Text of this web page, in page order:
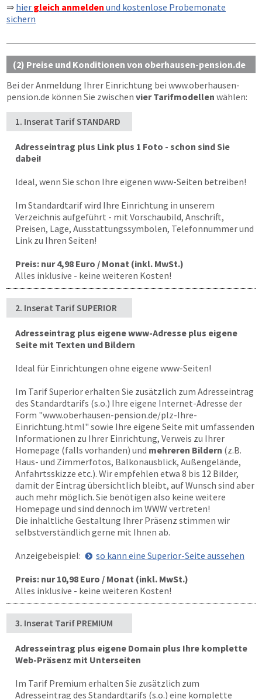
⇒ hier gleich anmelden und kostenlose Probemonate
sichern
(2) Preise und Konditionen von oberhausen-pension.de
Bei der Anmeldung Ihrer Einrichtung bei www.oberhausen-
pension.de können Sie zwischen vier Tarifmodellen wählen:
1. Inserat Tarif STANDARD
Adresseintrag plus Link plus 1 Foto - schon sind Sie
dabei!
Ideal, wenn Sie schon Ihre eigenen www-Seiten betreiben!
Im Standardtarif wird Ihre Einrichtung in unserem
Verzeichnis aufgeführt - mit Vorschaubild, Anschrift,
Preisen, Lage, Ausstattungssymbolen, Telefonnummer und
Link zu Ihren Seiten!
Preis: nur 4,98 Euro / Monat (inkl. MwSt.)
Alles inklusive - keine weiteren Kosten!
2. Inserat Tarif SUPERIOR
Adresseintrag plus eigene www-Adresse plus eigene
Seite mit Texten und Bildern
Ideal für Einrichtungen ohne eigene www-Seiten!
Im Tarif Superior erhalten Sie zusätzlich zum Adresseintrag
des Standardtarifs (s.o.) Ihre eigene Internet-Adresse der
Form "www.oberhausen-pension.de/plz-Ihre-
Einrichtung.html" sowie Ihre eigene Seite mit umfassenden
Informationen zu Ihrer Einrichtung, Verweis zu Ihrer
Homepage (falls vorhanden) und mehreren Bildern (z.B.
Haus- und Zimmerfotos, Balkonausblick, Außengelände,
Anfahrtsskizze etc.). Wir empfehlen etwa 8 bis 12 Bilder,
damit der Eintrag übersichtlich bleibt, auf Wunsch sind aber
auch mehr möglich. Sie benötigen also keine weitere
Homepage und sind dennoch im WWW vertreten!
Die inhaltliche Gestaltung Ihrer Präsenz stimmen wir
selbstverständlich gerne mit Ihnen ab.
Anzeigebeispiel:
so kann eine Superior-Seite aussehen
Preis: nur 10,98 Euro / Monat (inkl. MwSt.)
Alles inklusive - keine weiteren Kosten!
3. Inserat Tarif PREMIUM
Adresseintrag plus eigene Domain plus Ihre komplette
Web-Präsenz mit Unterseiten
Im Tarif Premium erhalten Sie zusätzlich zum
Adresseintrag des Standardtarifs (s.o.) eine komplette